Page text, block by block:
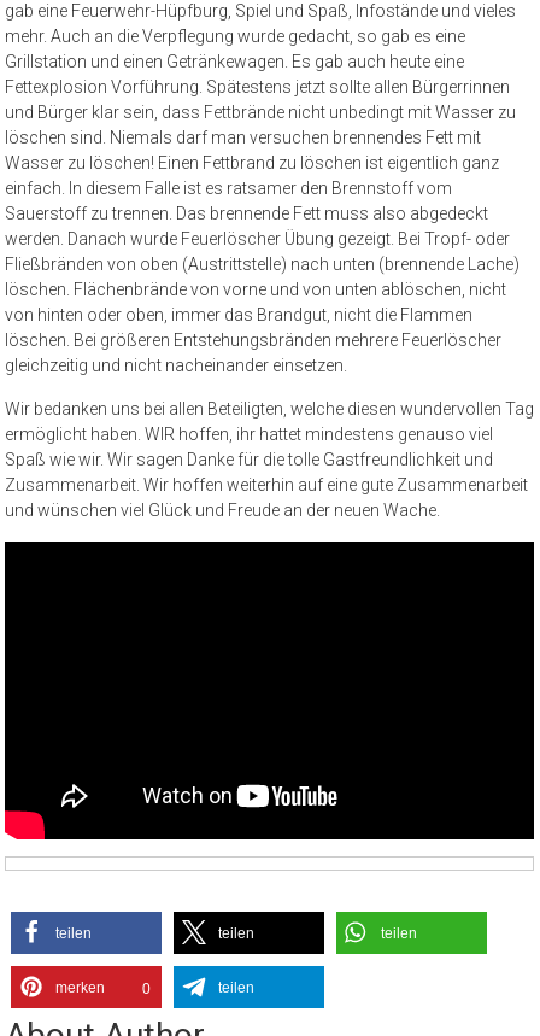
gab eine Feuerwehr-Hüpfburg, Spiel und Spaß, Infostände und vieles
mehr. Auch an die Verpflegung wurde gedacht, so gab es eine
Grillstation und einen Getränkewagen. Es gab auch heute eine
Fettexplosion Vorführung. Spätestens jetzt sollte allen Bürgerrinnen
und Bürger klar sein, dass Fettbrände nicht unbedingt mit Wasser zu
löschen sind. Niemals darf man versuchen brennendes Fett mit
Wasser zu löschen! Einen Fettbrand zu löschen ist eigentlich ganz
einfach. In diesem Falle ist es ratsamer den Brennstoff vom
Sauerstoff zu trennen. Das brennende Fett muss also abgedeckt
werden. Danach wurde Feuerlöscher Übung gezeigt. Bei Tropf- oder
Fließbränden von oben (Austrittstelle) nach unten (brennende Lache)
löschen. Flächenbrände von vorne und von unten ablöschen, nicht
von hinten oder oben, immer das Brandgut, nicht die Flammen
löschen. Bei größeren Entstehungsbränden mehrere Feuerlöscher
gleichzeitig und nicht nacheinander einsetzen.
Wir bedanken uns bei allen Beteiligten, welche diesen wundervollen Tag
ermöglicht haben. WIR hoffen, ihr hattet mindestens genauso viel
Spaß wie wir. Wir sagen Danke für die tolle Gastfreundlichkeit und
Zusammenarbeit. Wir hoffen weiterhin auf eine gute Zusammenarbeit
und wünschen viel Glück und Freude an der neuen Wache.
teilen teilen teilen
merken 0 teilen